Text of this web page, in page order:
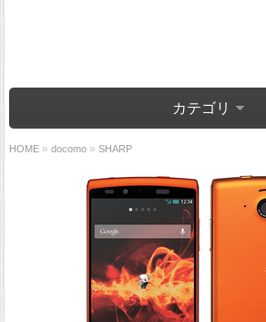
カテゴリ
HOME » docomo » SHARP